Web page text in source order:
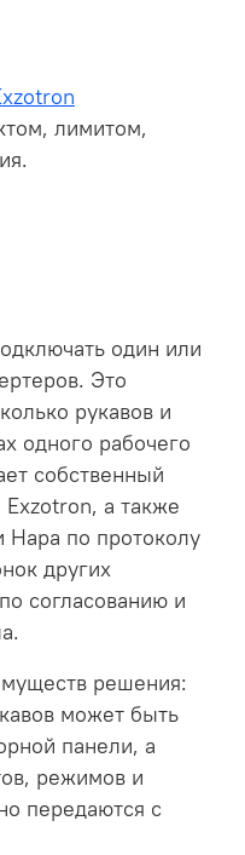
лимитом,
один или
Это
рукавов и
одного рабочего
собственный
Exzotron, а также
Нара по протоколу
других
согласованию и
решения:
может быть
панели, а
режимов и
передаются с